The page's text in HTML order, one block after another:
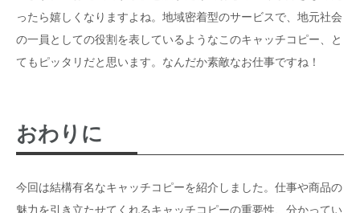
ったら嬉しくなりますよね。地域密着型のサービスで、地元社会
の一員としての役割を表しているようなこのキャッチコピー、と
てもピッタリだと思います。なんだか素敵なお仕事ですね！
おわりに
今回は結構有名なキャッチコピーを紹介しました。仕事や商品の
魅力を引き立たせてくれるキャッチコピーの重要性、分かってい